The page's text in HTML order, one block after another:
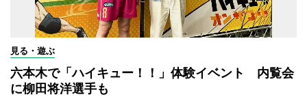
見る・遊ぶ
六本木で「ハイキュー！！」体験イベント 内覧会
に柳田将洋選手も